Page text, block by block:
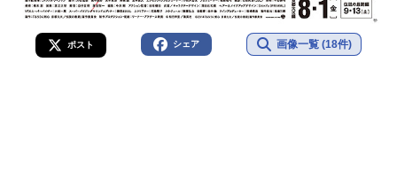
ポスト シェア 画像一覧 (18件)